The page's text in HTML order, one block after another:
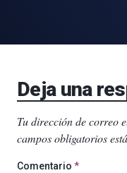
Deja una
Tu dirección de correo
campos obligatorios
Comentario *